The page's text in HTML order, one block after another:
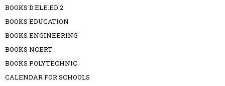
BOOKS D.ELE.ED 2
BOOKS EDUCATION
BOOKS ENGINEERING
BOOKS NCERT
BOOKS POLYTECHNIC
CALENDAR FOR SCHOOLS